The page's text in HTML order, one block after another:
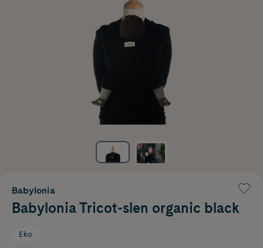
Babylonia
Babylonia Tricot-slen organic black
Eko